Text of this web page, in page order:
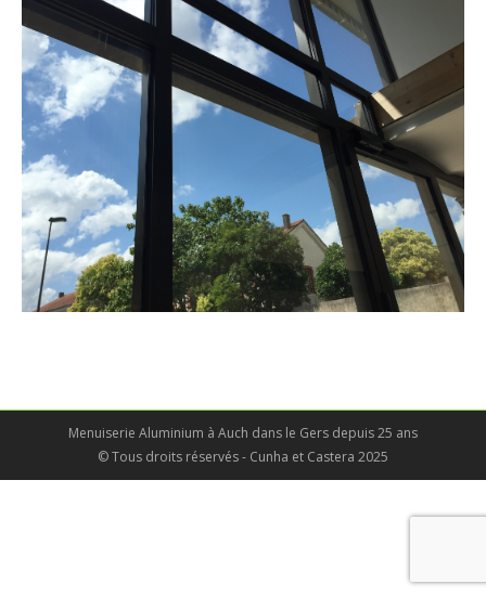
Menuiserie Aluminium à Auch dans le Gers depuis 25 ans
© Tous droits réservés - Cunha et Castera 2025